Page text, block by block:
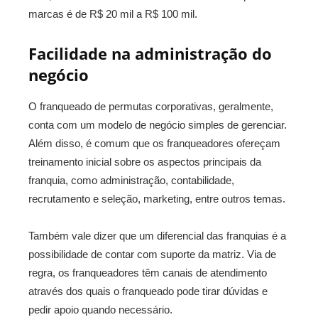
marcas é de R$ 20 mil a R$ 100 mil.
Facilidade na administração do
negócio
O franqueado de permutas corporativas, geralmente,
conta com um modelo de negócio simples de gerenciar.
Além disso, é comum que os franqueadores ofereçam
treinamento inicial sobre os aspectos principais da
franquia, como administração, contabilidade,
recrutamento e seleção, marketing, entre outros temas.
Também vale dizer que um diferencial das franquias é a
possibilidade de contar com suporte da matriz. Via de
regra, os franqueadores têm canais de atendimento
através dos quais o franqueado pode tirar dúvidas e
pedir apoio quando necessário.